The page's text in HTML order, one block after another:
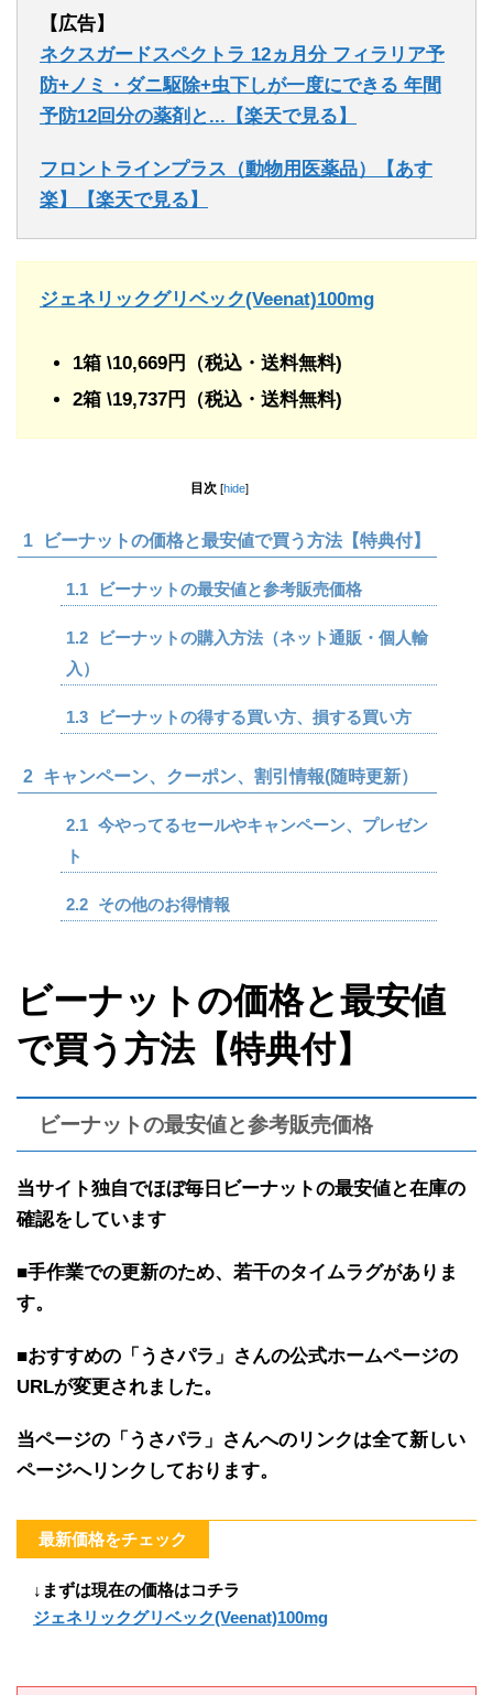
【広告】
ネクスガードスペクトラ 12ヵ月分 フィラリア予
防+ノミ・ダニ駆除+虫下しが一度にできる 年間
予防12回分の薬剤と...【楽天で見る】
フロントラインプラス（動物用医薬品）【あす
楽】【楽天で見る】
ジェネリックグリベック(Veenat)100mg
1箱 \10,669円（税込・送料無料)
2箱 \19,737円（税込・送料無料)
目次 [hide]
1 ビーナットの価格と最安値で買う方法【特典付】
1.1 ビーナットの最安値と参考販売価格
1.2
ビーナットの購入方法（ネット通販・個人輸
入）
1.3 ビーナットの得する買い方、損する買い方
2 キャンペーン、クーポン、割引情報(随時更新）
2.1 今やってるセールやキャンペーン、プレゼン
ト
2.2 その他のお得情報
ビーナットの価格と最安値
で買う方法【特典付】
ビーナットの最安値と参考販売価格
当サイト独自でほぼ毎日ビーナットの最安値と在庫の
確認を しています
■手作業での更新のため、若干のタイムラグがありま
す。
■おすすめの「うさパラ」さんの公式ホームページの
URLが変更されました。
当ページの「うさパラ」さんへのリンクは全て新しい
ページへリンクしております。
最新価格をチェック
↓まずは現在の価格はコチラ
ジェネリックグリベック(Veenat)100mg